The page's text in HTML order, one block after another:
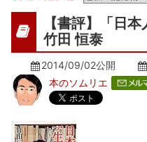
【書評】「日
竹田 恒泰
2014/09/02公開
本のソムリエ